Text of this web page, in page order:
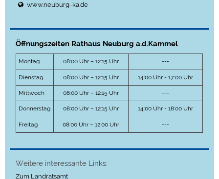
www.neuburg-ka.de
Öffnungszeiten Rathaus Neuburg a.d.Kammel
Montag 08:00 Uhr – 12:15 Uhr ---
Dienstag 08:00 Uhr – 12:15 Uhr 14:00 Uhr - 17:00 Uhr
Mittwoch 08:00 Uhr – 12:15 Uhr ---
Donnerstag 08:00 Uhr – 12:15 Uhr 14:00 Uhr - 18:00 Uhr
Freitag 08:00 Uhr – 12:00 Uhr ---
Weitere interessante Links:
Zum Landratsamt